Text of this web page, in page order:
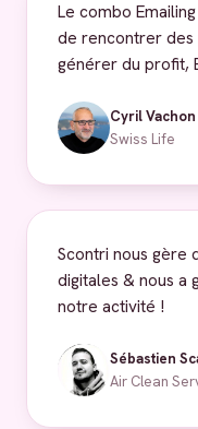
Le combo
de rencontrer
générer du profit,
Cyril Vachon
Swiss Life
Scontri nous gère
digitales & nous a
notre activité !
Sébastien
Air Clean